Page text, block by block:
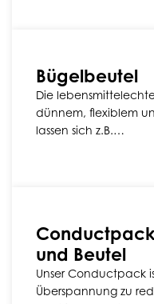
Bügelbeutel
Die
dünnem, flexiblem
lassen sich z.B.…
und Beutel
Unser Conductpack
Überspannung zu